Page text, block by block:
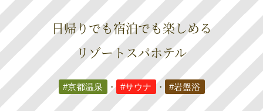
日帰りでも宿泊でも楽しめる
リゾートスパホテル
#京都温泉 ・ #サウナ ・ #岩盤浴